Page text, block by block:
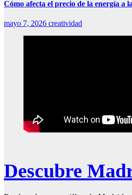
Cómo afecta el precio de la energía a
mayo 7, 2026 creatividad
Descubre